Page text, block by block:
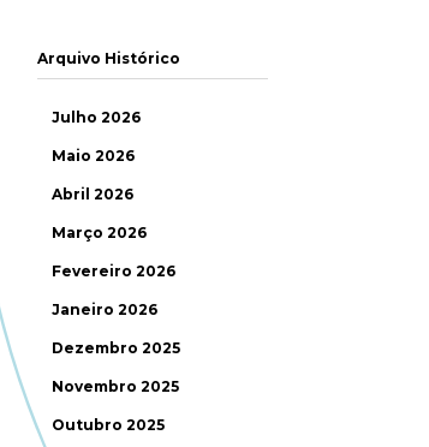
Arquivo Histórico
Julho 2026
Maio 2026
Abril 2026
Março 2026
Fevereiro 2026
Janeiro 2026
Dezembro 2025
Novembro 2025
Outubro 2025